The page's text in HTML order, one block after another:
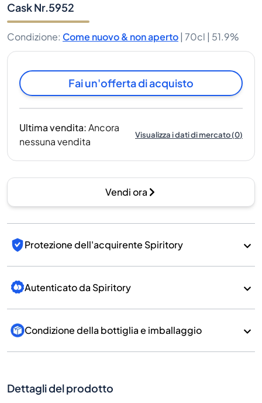
Cask Nr.5952
Condizione: Come nuovo & non aperto | 70cl | 51.9%
Fai un'offerta di acquisto
Ultima vendita:Ancora
nessuna vendita
Visualizza i dati di mercato(0)
Vendi ora
Protezione dell'acquirente Spiritory
Autenticato da Spiritory
Condizione della bottiglia e imballaggio
Dettagli del prodotto